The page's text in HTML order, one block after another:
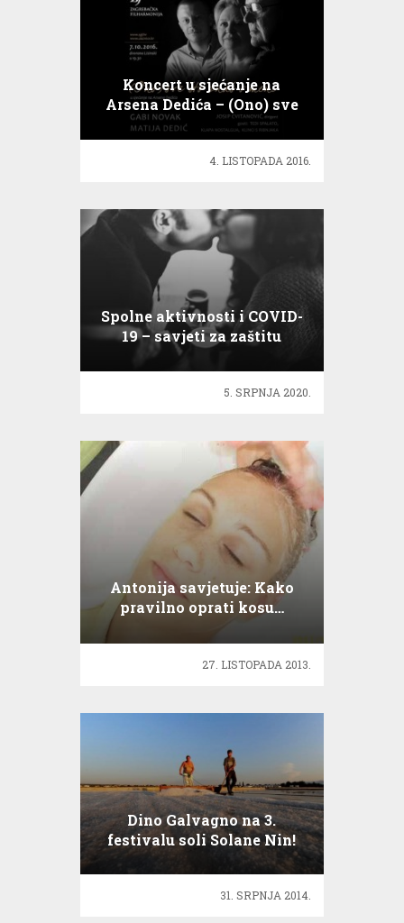
Koncert u sjećanje na
Arsena Dedića – (Ono) sve
što znaš o meni
4. LISTOPADA 2016.
Spolne aktivnosti i COVID-
19 – savjeti za zaštitu
5. SRPNJA 2020.
Antonija savjetuje: Kako
pravilno oprati kosu…
27. LISTOPADA 2013.
Dino Galvagno na 3.
festivalu soli Solane Nin!
31. SRPNJA 2014.